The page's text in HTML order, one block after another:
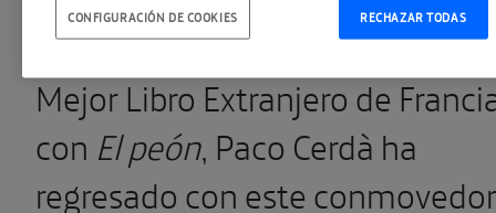
2020 y finalista del Premio al
Mejor Libro Extranjero de
con El peón, Paco Cerdà ha
regresado con este conmovedor
RECHAZAR TODAS
CONFIGURACIÓN DE COOKIES